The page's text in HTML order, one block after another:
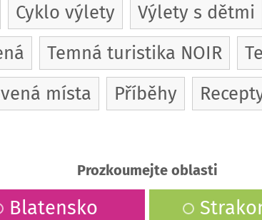
Cyklo výlety Výlety s dětmi
Temná turistika NOIR
místa
Příběhy
Prozkoumejte oblasti
Blatensko